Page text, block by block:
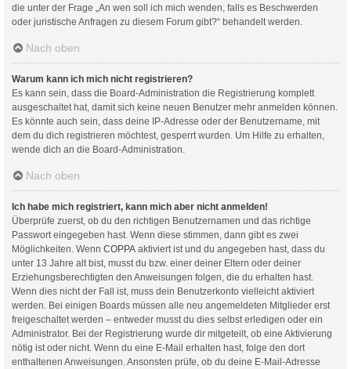
die unter der Frage „An wen soll ich mich wenden, falls es Beschwerden
oder juristische Anfragen zu diesem Forum gibt?“ behandelt werden.
Nach oben
Warum kann ich mich nicht registrieren?
Es kann sein, dass die Board-Administration die Registrierung komplett
ausgeschaltet hat, damit sich keine neuen Benutzer mehr anmelden können.
Es könnte auch sein, dass deine IP-Adresse oder der Benutzername, mit
dem du dich registrieren möchtest, gesperrt wurden. Um Hilfe zu erhalten,
wende dich an die Board-Administration.
Nach oben
Ich habe mich registriert, kann mich aber nicht anmelden!
Überprüfe zuerst, ob du den richtigen Benutzernamen und das richtige
Passwort eingegeben hast. Wenn diese stimmen, dann gibt es zwei
Möglichkeiten. Wenn COPPA aktiviert ist und du angegeben hast, dass du
unter 13 Jahre alt bist, musst du bzw. einer deiner Eltern oder deiner
Erziehungsberechtigten den Anweisungen folgen, die du erhalten hast.
Wenn dies nicht der Fall ist, muss dein Benutzerkonto vielleicht aktiviert
werden. Bei einigen Boards müssen alle neu angemeldeten Mitglieder erst
freigeschaltet werden – entweder musst du dies selbst erledigen oder ein
Administrator. Bei der Registrierung wurde dir mitgeteilt, ob eine Aktivierung
nötig ist oder nicht. Wenn du eine E-Mail erhalten hast, folge den dort
enthaltenen Anweisungen. Ansonsten prüfe, ob du deine E-Mail-Adresse